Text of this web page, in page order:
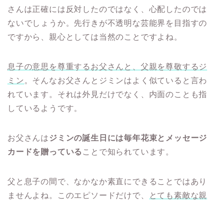
さんは正確には反対したのではなく、心配したのでは
ないでしょうか。先行きが不透明な芸能界を目指すの
ですから、親心としては当然のことですよね。
息子の意思を尊重するお父さんと、父親を尊敬するジ
ミン 。そんなお父さんとジミンはよく似ていると言わ
れています。それは外見だけでなく、内面のことも指
しているようです。
お父さんは ジミンの誕生日には毎年花束とメッセージ
カードを贈っている ことで知られています。
父と息子の間で、なかなか素直にできることではあり
ませんよね。このエピソードだけで、
とても素敵な親